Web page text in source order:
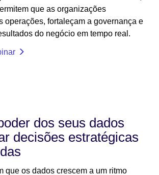
que as organizações
operações, fortaleçam a governança e
do negócio em tempo real.
dos seus dados
decisões estratégicas
que os dados crescem a um ritmo